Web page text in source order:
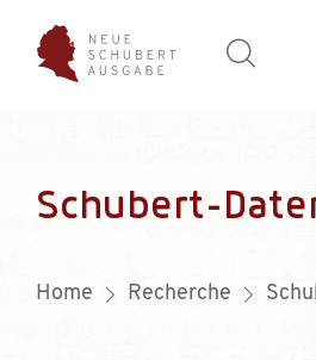
Schubert-
Home Recherche